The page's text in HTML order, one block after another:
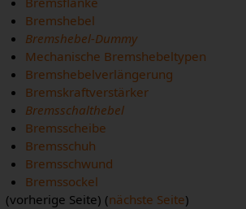
Bremshebel
Bremshebel-Dummy
Mechanische Bremshebeltypen
Bremshebelverlängerung
Bremskraftverstärker
Bremsschalthebel
Bremsscheibe
Bremsschuh
Bremsschwund
Bremssockel
(vorherige Seite) (nächste Seite)